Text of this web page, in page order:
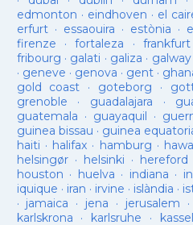
edmonton · eindhoven · el
erfurt· essaouira · estònia ·
firenze ·fortaleza · frankfurt
fribourg · galati · galiza · galway
· geneve · genova · gent·
gold coast · goteborg ·
grenoble · guadalajara ·
guatemala · guayaquil ·
guinea bissau · guinea
haiti · halifax · hamburg ·
helsingør· helsinki · hereford
houston · huelva · indiana ·
iquique · iran · irvine · islàndia ·
· jamaica · jena · jerusalem ·
karlskrona · karlsruhe · kassel